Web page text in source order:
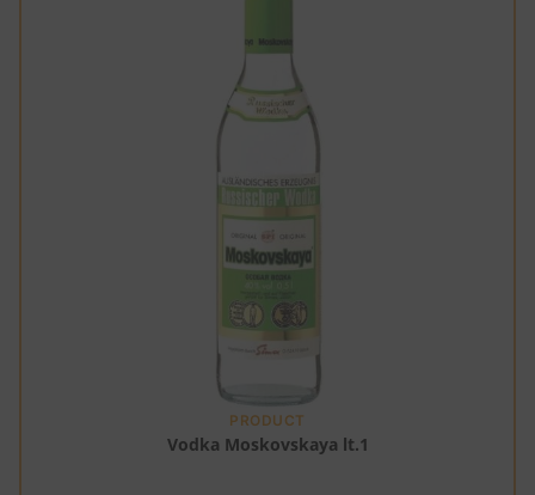
PRODUCT
Vodka Moskovskaya lt.1